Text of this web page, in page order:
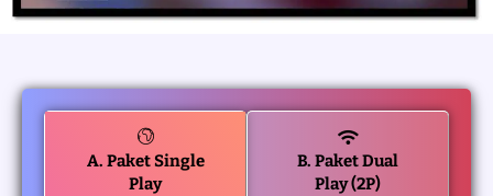
A. Paket Single
Play
B. Paket Dual
Play (2P)